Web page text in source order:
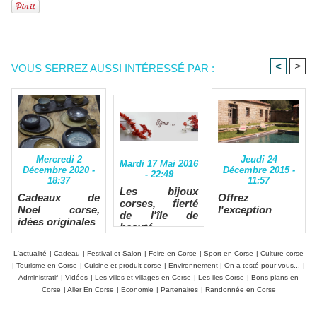
VOUS SERREZ AUSSI INTÉRESSÉ PAR : < >
Mercredi 2
Décembre 2020 -
18:37
Cadeaux de
Noel corse,
idées originales
Mardi 17 Mai 2016
- 22:49
Les bijoux
corses, fierté
de l'île de
beauté
Jeudi 24
Décembre 2015 -
11:57
Offrez
l'exception
L'actualité | Cadeau | Festival et Salon | Foire en Corse | Sport en Corse | Culture corse
| Tourisme en Corse | Cuisine et produit corse | Environnement | On a testé pour vous...
|
Administratif | Vidéos | Les villes et villages en Corse | Les iles Corse | Bons plans en
Corse | Aller En Corse | Economie | Partenaires | Randonnée en Corse